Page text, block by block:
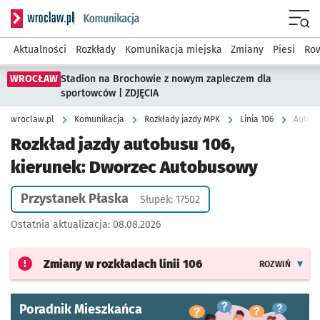
Serwis informacyjny wroclaw.pl podserwis: Komunikacja
Aktualności Rozkłady Komunikacja miejska Zmiany Piesi
WROCŁAW Stadion na Brochowie z nowym zapleczem dla
sportowców | ZDJĘCIA
wroclaw.pl Komunikacja Rozkłady jazdy MPK Linia 106
Rozkład jazdy autobusu 106,
kierunek: Dworzec Autobusowy
Przystanek Płaska Słupek: 17502
Ostatnia aktualizacja: 08.08.2026
Zmiany w rozkładach linii 106 ROZWIŃ
Poradnik Mieszkańca